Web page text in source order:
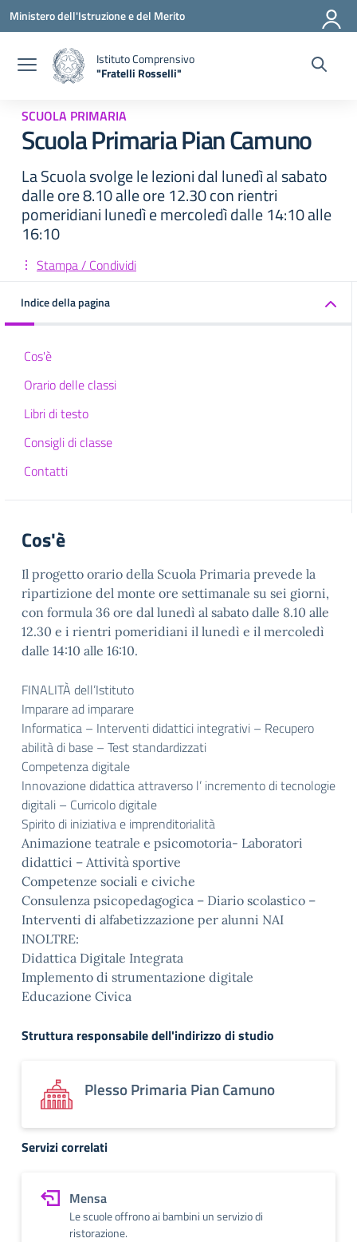
Vai ai contenuti
Vai al menu di navigazione
Vai al footer
Ministero dell'Istruzione e del Merito
Istituto Comprensivo
"Fratelli Rosselli"
SCUOLA PRIMARIA
Scuola Primaria Pian Camuno
La Scuola svolge le lezioni dal lunedì al sabato
dalle ore 8.10 alle ore 12.30 con rientri
pomeridiani lunedì e mercoledì dalle 14:10 alle
16:10
Stampa / Condividi
Indice della pagina
Cos'è
Orario delle classi
Libri di testo
Consigli di classe
Contatti
Cos'è
Il progetto orario della Scuola Primaria prevede la
ripartizione del monte ore settimanale su sei giorni,
con formula 36 ore dal lunedì al sabato dalle 8.10 alle
12.30 e i rientri pomeridiani il lunedì e il mercoledì
dalle 14:10 alle 16:10.
FINALITÀ dell’Istituto
Imparare ad imparare
Informatica – Interventi didattici integrativi – Recupero
abilità di base – Teststandardizzati
Competenza digitale
Innovazione didattica attraverso l’ incremento di tecnologie
digitali – Curricolo digitale
Spirito di iniziativa e imprenditorialità
Animazione teatrale e psicomotoria- Laboratori
didattici – Attività sportive
Competenze sociali e civiche
Consulenza psicopedagogica – Diario scolastico –
Interventi di alfabetizzazione per alunni NAI
INOLTRE:
Didattica Digitale Integrata
Implemento di strumentazione digitale
Educazione Civica
Struttura responsabile dell'indirizzo di studio
Plesso Primaria Pian Camuno
Servizi correlati
Mensa
​​​Le scuole offrono ai bambini un servizio di
ristorazione.